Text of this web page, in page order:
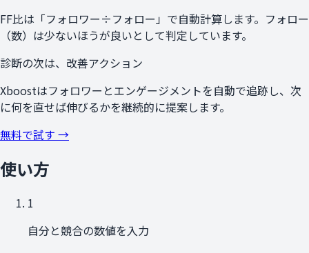
FF比は「フォロワー÷フォロー」で自動計算します。フォロー
（数）は少ないほうが良いとして判定しています。
診断の次は、改善アクション
Xboostはフォロワーとエンゲージメントを自動で追跡し、次
に何を直せば伸びるかを継続的に提案します。
無料で試す →
使い方
1
自分と競合の数値を入力